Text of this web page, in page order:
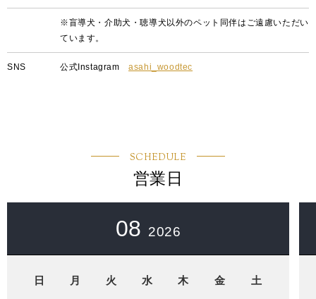
※盲導犬・介助犬・聴導犬以外のペット同伴はご遠慮いただい
ています。
SNS 公式Instagramasahi_woodtec
SCHEDULE
営業日
08 2026
日 月 火 水 木 金 土